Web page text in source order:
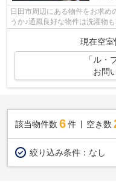
日田市周辺にある物件をお求
うか♪通風良好な物件は洗濯物
現在空室
「ル
お問
該当物件数 6件 空き数
絞り込み条件： なし